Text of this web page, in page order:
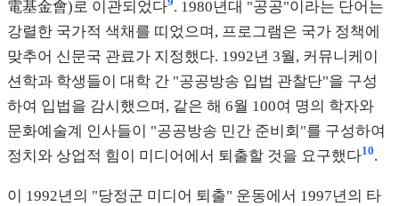
電基金會)로 이관되었다 . 1980년대 "공공"이라는 단어는
강렬한 국가적 색채를 띠었으며, 프로그램은 국가 정책에
맞추어 신문국 관료가 지정했다. 1992년 3월, 커뮤니케이
션학과 학생들이 대학 간 "공공방송 입법 관찰단"을 구성
하여 입법을 감시했으며, 같은 해 6월 100여 명의 학자와
문화예술계 인사들이 "공공방송 민간 준비회"를 구성하여
정치와 상업적 힘이 미디어에서 퇴출할 것을 요구했다10.
이 1992년의 "당정군 미디어 퇴출" 운동에서 1997년의 타